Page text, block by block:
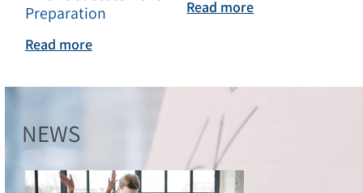
Preparation
Read more
Read more
NEWS